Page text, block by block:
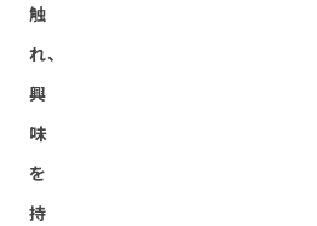
触
れ、
興
味
を
持